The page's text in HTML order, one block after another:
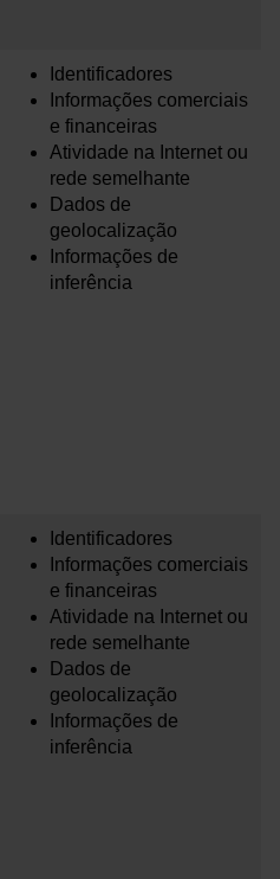
Identificadores
Informações comerciais
e financeiras
Atividade na Internet ou
rede semelhante
Dados de
geolocalização
Informações de
inferência
Identificadores
Informações comerciais
e financeiras
Atividade na Internet ou
rede semelhante
Dados de
geolocalização
Informações de
inferência